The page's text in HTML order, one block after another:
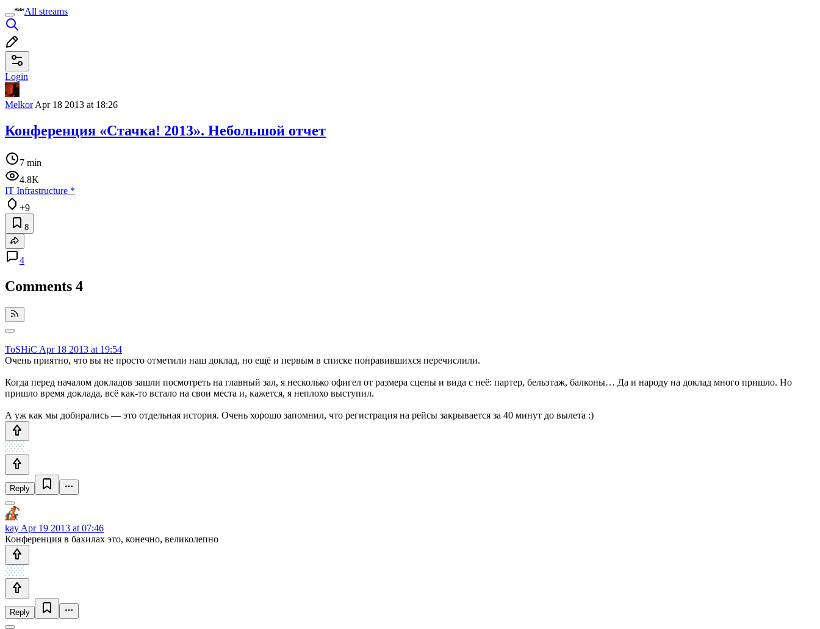
All streams
Login
MelkorApr 18 2013 at 18:26
Конференция «Стачка! 2013». Небольшой отчет
7 min
4.8K
IT Infrastructure *
+9
8
4
Comments 4
ToSHiC Apr 18 2013 at 19:54
Очень приятно, что вы не просто отметили наш доклад, но ещё и первым в списке понравившихся перечислили.
Когда перед началом докладов зашли посмотреть на главный зал, я несколько офигел от размера сцены и вида с неё: партер, бельэтаж, балконы… Да и народу на доклад много пришло. Но
пришло время доклада, всё как-то встало на свои места и, кажется, я неплохо выступил.
А уж как мы добирались — это отдельная история. Очень хорошо запомнил, что регистрация на рейсы закрывается за 40 минут до вылета :)
Reply
kay Apr 19 2013 at 07:46
Конференция в бахилах это, конечно, великолепно
Reply